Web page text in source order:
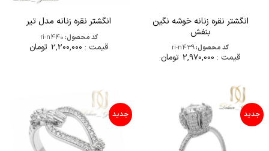
انگشتر نقره زنانه خوشه نگین
بنفش
کد محصول:ri-n439
قیمت : 2,970,000 تومان
انگشتر نقره زنانه مدل تیر
کد محصول:ri-n440
قیمت : 2,200,000 تومان
جدید جدید